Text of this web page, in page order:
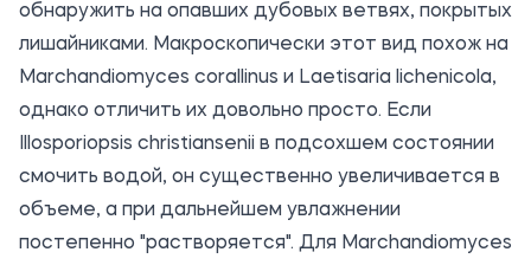
обнаружить на опавших дубовых ветвях, покрытых
лишайниками. Макроскопически этот вид похож на
Marchandiomyces corallinus и Laetisaria lichenicola,
однако отличить их довольно просто. Если
Illosporiopsis christiansenii в подсохшем состоянии
смочить водой, он существенно увеличивается в
объеме, а при дальнейшем увлажнении
постепенно "растворяется". Для Marchandiomyces